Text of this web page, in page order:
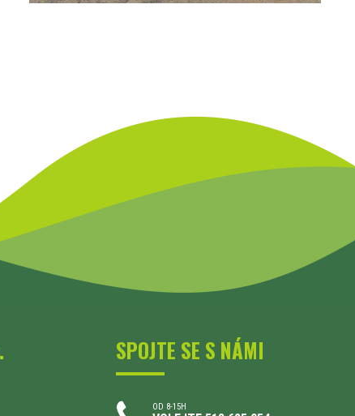
SPOJTE SE S NÁMI
OD 8-15H